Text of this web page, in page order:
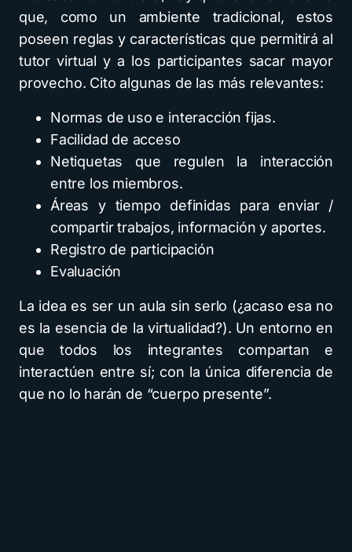
que, como un ambiente tradicional, estos
poseen reglas y características que permitirá al
tutor virtual y a los participantes sacar mayor
provecho. Cito algunas de las más relevantes:
Normas de uso e interacción fijas.
Facilidad de acceso
Netiquetas que regulen la interacción
entre los miembros.
Áreas y tiempo definidas para enviar /
compartir trabajos, información y aportes.
Registro de participación
Evaluación
La idea es ser un aula sin serlo (¿acaso esa no
es la esencia de la virtualidad?). Un entorno en
que todos los integrantes compartan e
interactúen entre sí; con la única diferencia de
que no lo harán de “cuerpo presente”.